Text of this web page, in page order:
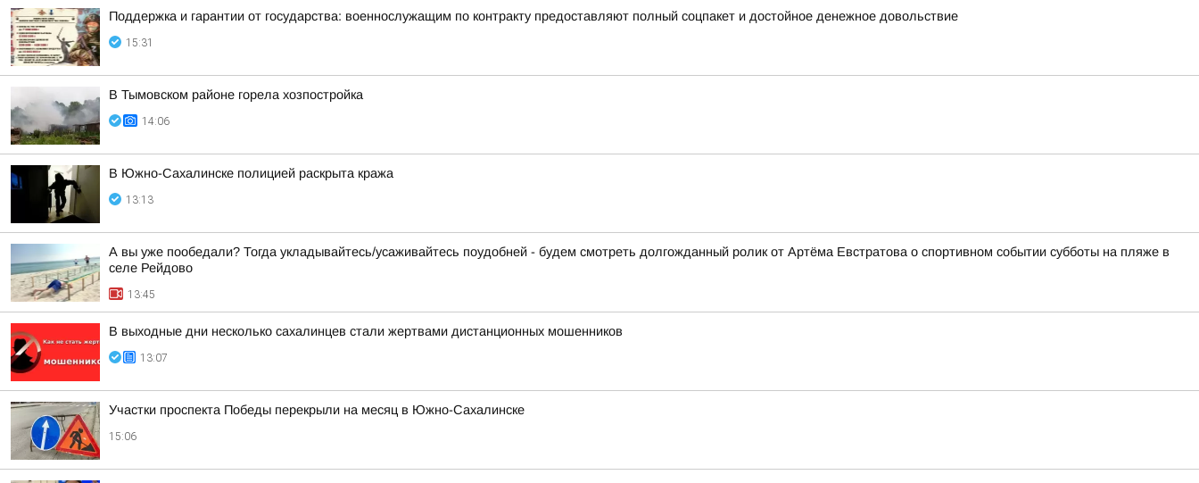
Поддержка и гарантии от государства: военнослужащим по контракту предоставляют полный соцпакет и достойное денежное довольствие
15:31
В Тымовском районе горела хозпостройка
14:06
В Южно-Сахалинске полицией раскрыта кража
13:13
А вы уже пообедали? Тогда укладывайтесь/усаживайтесь поудобней - будем смотреть долгожданный ролик от Артёма Евстратова о спортивном событии субботы на пляже в
селе Рейдово
13:45
В выходные дни несколько сахалинцев стали жертвами дистанционных мошенников
13:07
Участки проспекта Победы перекрыли на месяц в Южно-Сахалинске
15:06